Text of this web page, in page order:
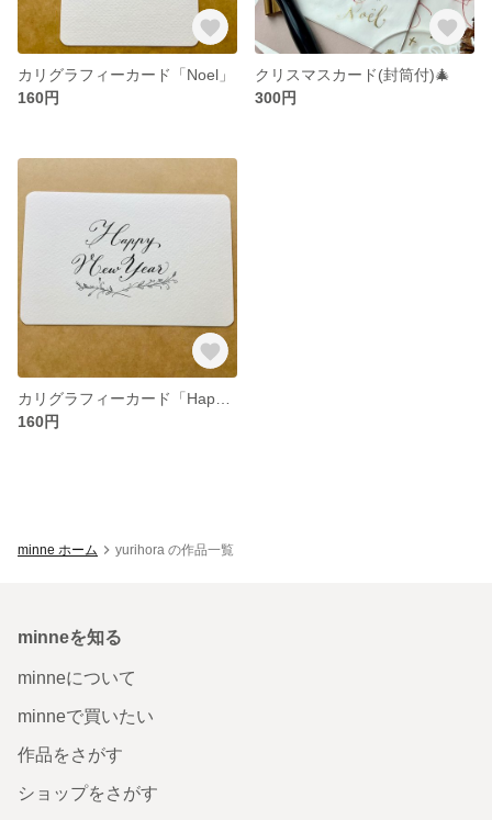
カリグラフィーカード「Noel」
160円
クリスマスカード(封筒付)🎄
300円
160円
minne ホーム yurihora の作品一覧
minneを知る
minneについて
minneで買いたい
作品をさがす
ショップをさがす